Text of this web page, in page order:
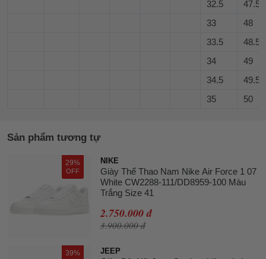
32.5
47.5
33
48
33.5
48.5
34
49
34.5
49.5
35
50
Sản phẩm tương tự
29%
OFF
NIKE
Giày Thể Thao Nam Nike Air Force 1 07
White CW2288-111/DD8959-100 Màu
Trắng Size 41
2.750.000 đ
3.900.000 đ
39% JEEP